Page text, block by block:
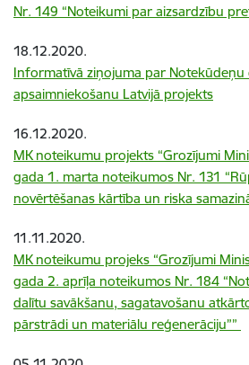
Nr. 149 “Noteikumi par aizsardzību
18.12.2020.
Informatīvā ziņojuma par Notekūdeņu
apsaimniekošanu Latvijā projekts
16.12.2020.
MK noteikumu projekts “Grozījumi
gada 1. marta noteikumos Nr. 131
novērtēšanas kārtība un riska
11.11.2020.
MK noteikumu projeks “Grozījumi
gada 2. aprīļa noteikumos Nr. 184
dalītu savākšanu, sagatavošanu
pārstrādi un materiālu reģenerāciju””